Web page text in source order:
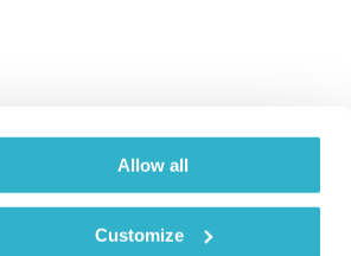
Allow all
Customize